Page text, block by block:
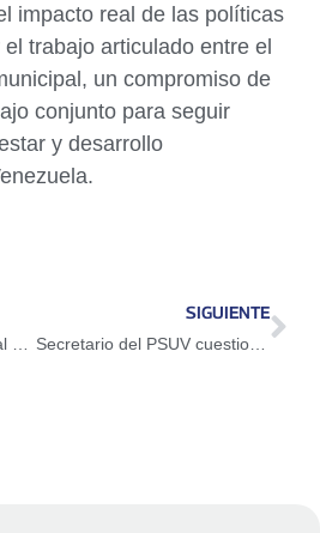
impacto real de las políticas
trabajo articulado entre el
un compromiso de
conjunto para seguir
y desarrollo
SIGUIENTE
Secretario del PSUV cuestiona uso de redes sociales por la extrema derecha para promover odio